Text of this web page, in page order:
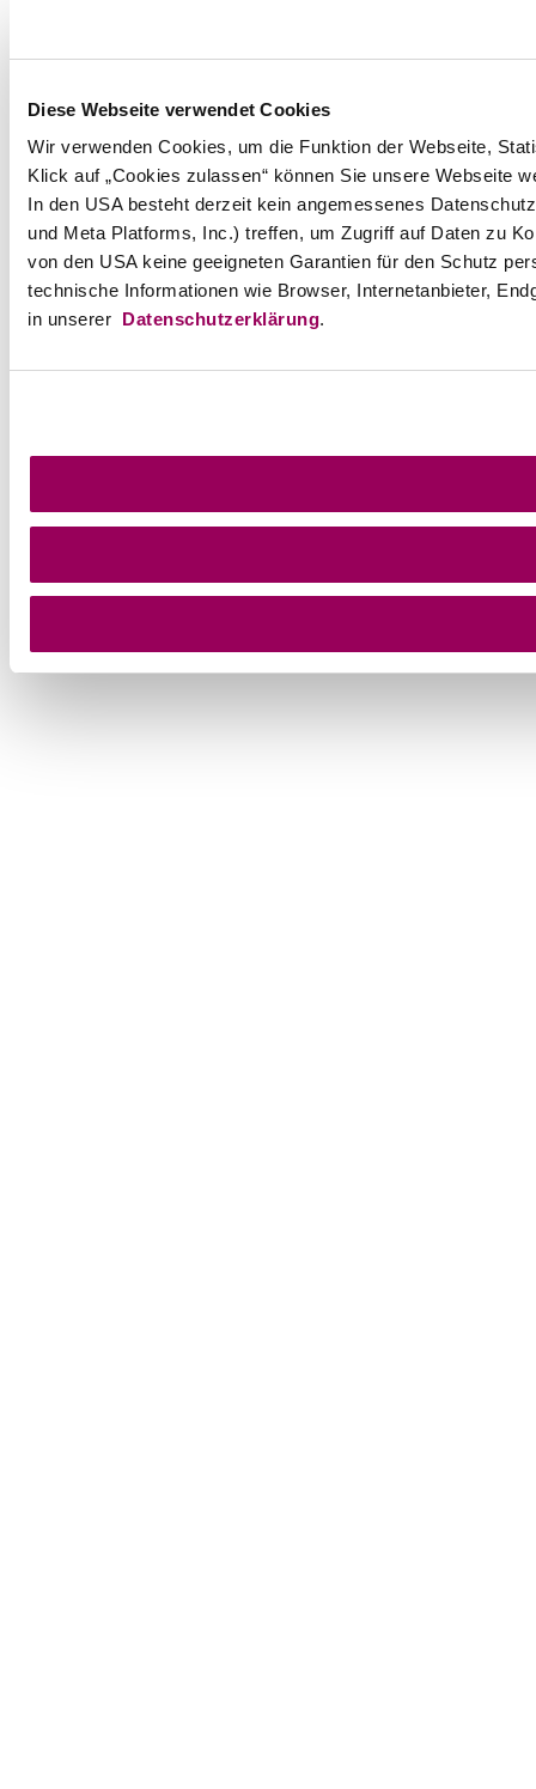
Diese Webseite verwendet Cookies
Wir verwenden Cookies, um die Funktion der Webseite,
Klick auf „Cookies zulassen“ können Sie unsere Webseite
In den USA besteht derzeit kein angemessenes
und Meta Platforms, Inc.) treffen, um Zugriff auf Daten zu
von den USA keine geeigneten Garantien für den Schutz
technische Informationen wie Browser, Internetanbieter,
in unserer Datenschutzerklärung.